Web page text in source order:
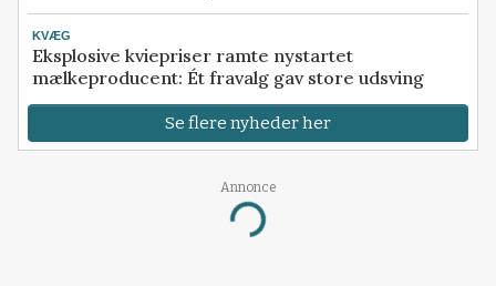
KVÆG
Eksplosive kviepriser ramte nystartet
mælkeproducent: Ét fravalg gav store udsving
Se flere nyheder her
Annonce
Loading...